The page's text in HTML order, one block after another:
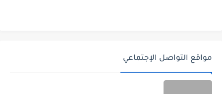
مواقع التواصل الإجتماعي